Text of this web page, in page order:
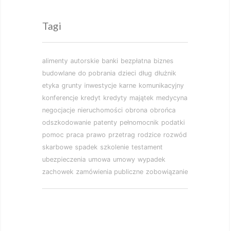
Tagi
alimenty autorskie banki bezpłatna biznes
budowlane do pobrania dzieci dług dłużnik
etyka grunty inwestycje karne komunikacyjny
konferencje kredyt kredyty majątek medycyna
negocjacje nieruchomości obrona obrońca
odszkodowanie patenty pełnomocnik podatki
pomoc praca prawo przetrag rodzice rozwód
skarbowe spadek szkolenie testament
ubezpieczenia umowa umowy wypadek
zachowek zamówienia publiczne zobowiązanie